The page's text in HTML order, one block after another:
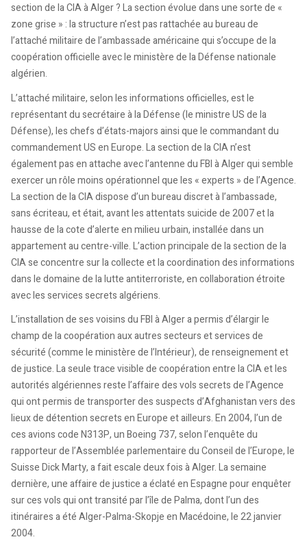
section de la CIA à Alger ? La section évolue dans une sorte de «
zone grise » : la structure n’est pas rattachée au bureau de
l’attaché militaire de l’ambassade américaine qui s’occupe de la
coopération officielle avec le ministère de la Défense nationale
algérien.
L’attaché militaire, selon les informations officielles, est le
représentant du secrétaire à la Défense (le ministre US de la
Défense), les chefs d’états-majors ainsi que le commandant du
commandement US en Europe. La section de la CIA n’est
également pas en attache avec l’antenne du FBI à Alger qui semble
exercer un rôle moins opérationnel que les « experts » de l’Agence.
La section de la CIA dispose d’un bureau discret à l’ambassade,
sans écriteau, et était, avant les attentats suicide de 2007 et la
hausse de la cote d’alerte en milieu urbain, installée dans un
appartement au centre-ville. L’action principale de la section de la
CIA se concentre sur la collecte et la coordination des informations
dans le domaine de la lutte antiterroriste, en collaboration étroite
avec les services secrets algériens.
L’installation de ses voisins du FBI à Alger a permis d’élargir le
champ de la coopération aux autres secteurs et services de
sécurité (comme le ministère de l’Intérieur), de renseignement et
de justice. La seule trace visible de coopération entre la CIA et les
autorités algériennes reste l’affaire des vols secrets de l’Agence
qui ont permis de transporter des suspects d’Afghanistan vers des
lieux de détention secrets en Europe et ailleurs. En 2004, l’un de
ces avions code N313P, un Boeing 737, selon l’enquête du
rapporteur de l’Assemblée parlementaire du Conseil de l’Europe, le
Suisse Dick Marty, a fait escale deux fois à Alger. La semaine
dernière, une affaire de justice a éclaté en Espagne pour enquêter
sur ces vols qui ont transité par l’île de Palma, dont l’un des
itinéraires a été Alger-Palma-Skopje en Macédoine, le 22 janvier
2004.